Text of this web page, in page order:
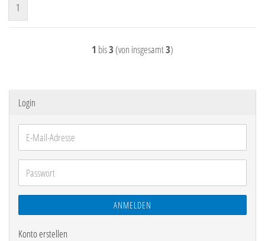
1
1 bis3 (von insgesamt3)
Login
E-
Mail-
Adresse
Passwort
ANMELDEN
Konto erstellen